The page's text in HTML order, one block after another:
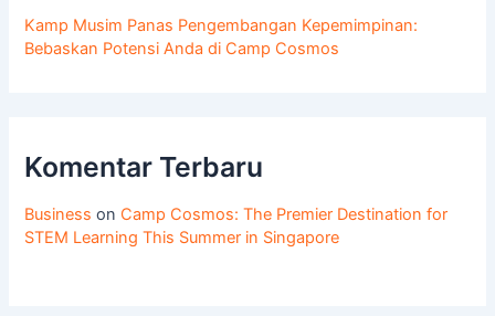
Kamp Musim Panas Pengembangan Kepemimpinan:
Bebaskan Potensi Anda di Camp Cosmos
Komentar Terbaru
Business on Camp Cosmos: The Premier Destination for
STEM Learning This Summer in Singapore